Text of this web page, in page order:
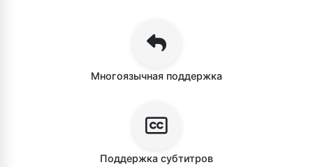
Многоязычная поддержка
Поддержка субтитров